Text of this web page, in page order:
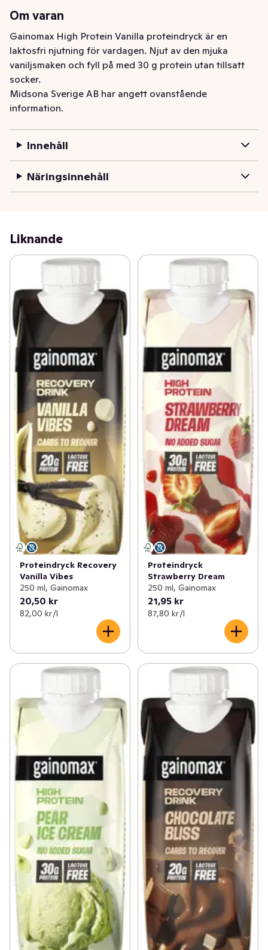
Om varan
Gainomax High Protein Vanilla proteindryck är en
laktosfri njutning för vardagen. Njut av den mjuka
vaniljsmaken och fyll på med 30 g protein utan tillsatt
socker.
Midsona Sverige AB har angett ovanstående
information.
Innehåll
Näringsinnehåll
Liknande
Proteindryck Recovery
Vanilla Vibes
250 ml, Gainomax
20,50 kr
82,00 kr /l
Proteindryck
Strawberry Dream
250 ml, Gainomax
21,95 kr
87,80 kr /l